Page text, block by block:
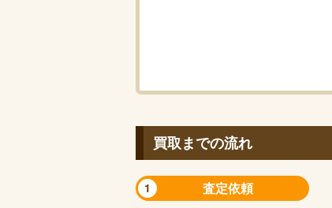
買取までの流れ
1 査定依頼